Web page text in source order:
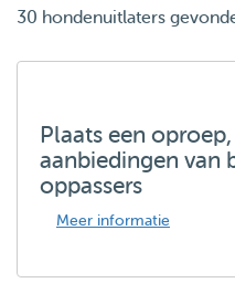
30 hondenuitlaters
Plaats een
aanbiedingen van
oppassers
Meer informatie